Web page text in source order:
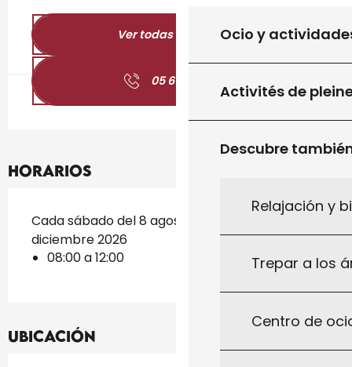
Ocio y
Activités de
Descubre
Relajación y
Trepar a los
Centro de
Ver todas las fechas
05 65 27 01
Horarios
Cada sábado del 8 agosto 2026 al 26
diciembre 2026
08:00 a 12:00
Ubicación